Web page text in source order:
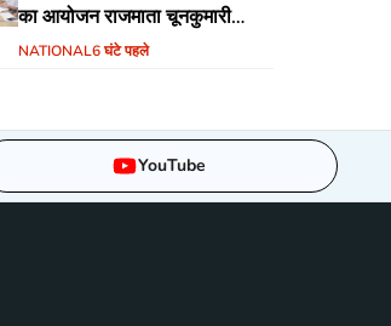
का आयोजन राजमाता चूनकुमारी
स्टेडियम बैढ़न में होगा
NATIONAL6 घंटे पहले
YouTube